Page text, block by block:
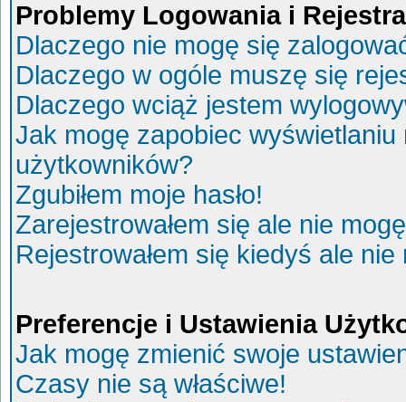
Problemy Logowania i
Dlaczego nie mogę się
Dlaczego w ogóle muszę się
Dlaczego wciąż jestem
Jak mogę zapobiec
użytkowników?
Zgubiłem moje hasło!
Zarejestrowałem się ale nie
Rejestrowałem się kiedyś ale
Preferencje i Ustawienia
Jak mogę zmienić swoje
Czasy nie są właściwe!